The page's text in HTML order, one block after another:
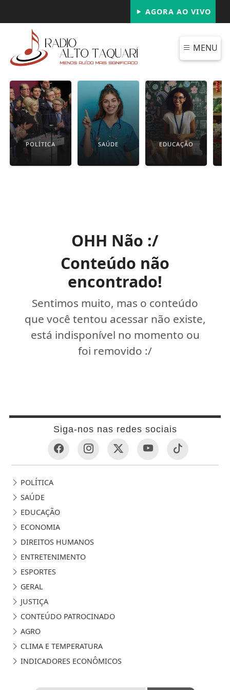
AGORA AO VIVO
MENU
POLÍTICA SAÚDE EDUCAÇÃO
OHH Não :/
Conteúdo não
encontrado!
Sentimos muito, mas o conteúdo
que você tentou acessar não existe,
está indisponível no momento ou
foi removido :/
Siga-nos nas redes sociais
POLÍTICA
SAÚDE
EDUCAÇÃO
ECONOMIA
DIREITOS HUMANOS
ENTRETENIMENTO
ESPORTES
GERAL
JUSTIÇA
CONTEÚDO PATROCINADO
AGRO
CLIMA E TEMPERATURA
INDICADORES ECONÔMICOS